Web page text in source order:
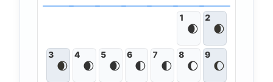
1
🌒
2
🌒
3
🌒
4
🌒
5
🌒
6
🌓
7
🌓
8
🌔
9
🌔